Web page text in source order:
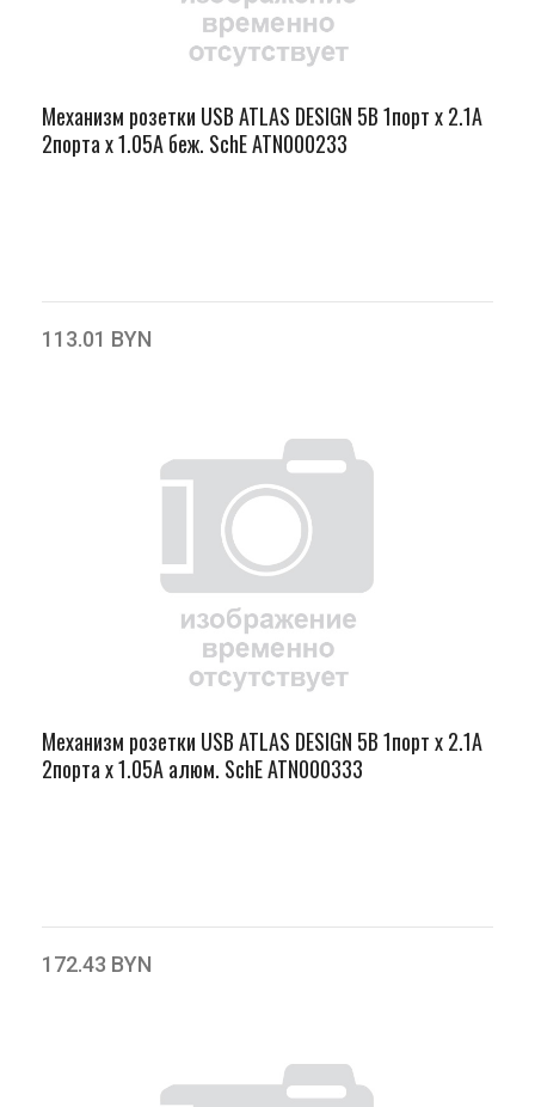
Механизм розетки USB ATLAS DESIGN 5В 1порт х 2.1А
2порта х 1.05А беж. SchE ATN000233
113.01 BYN
Механизм розетки USB ATLAS DESIGN 5В 1порт х 2.1А
2порта х 1.05А алюм. SchE ATN000333
172.43 BYN